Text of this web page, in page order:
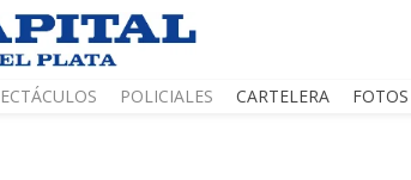
POLICIALES CARTELERA